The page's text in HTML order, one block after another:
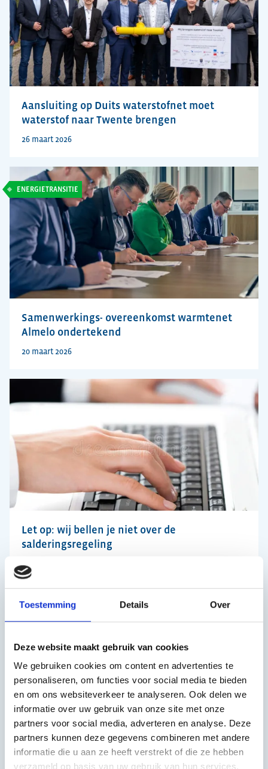
Toestemming Details Over
Deze website maakt gebruik van cookies
We gebruiken cookies om content en advertenties te
personaliseren, om functies voor social media te bieden
en om ons websiteverkeer te analyseren. Ook delen we
informatie over uw gebruik van onze site met onze
partners voor social media, adverteren en analyse. Deze
partners kunnen deze gegevens combineren met andere
informatie die u aan ze heeft verstrekt of die ze hebben
verzameld op basis van uw gebruik van hun services.
Aansluiting op Duits waterstofnet moet
waterstof naar Twente brengen
26 maart 2026
ENERGIETRANSITIE
Samenwerkings- overeenkomst warmtenet
Almelo ondertekend
20 maart 2026
Let op: wij bellen je niet over de
salderingsregeling
12 maart 2026
Warmtetarieven 2026: dit verandert er
16 december 2025